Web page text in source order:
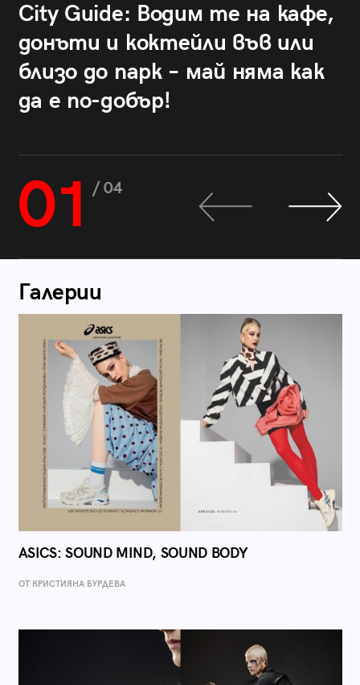
City Guide: Водим те на кафе,
донъти и коктейли във или
близо до парк – май няма как
да е по-добър!
01 / 04
Галерии
ASICS: SOUND MIND, SOUND BODY
ОТ КРИСТИЯНА БУРДЕВА